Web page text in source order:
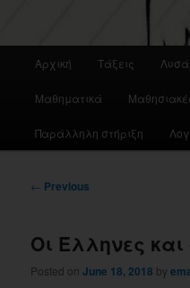
Αρχική Τάξεις
Μαθηματικά
Παράλληλη στήριξη
Post
← Previous
Οι Έλληνες και
Posted onJune 18, 2018 by